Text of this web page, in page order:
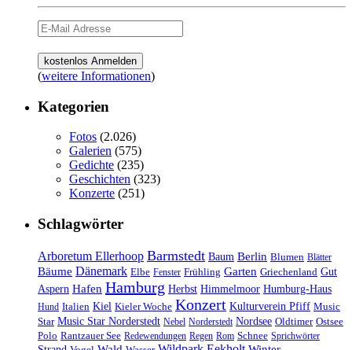
(weitere Informationen)
Kategorien
Fotos (2.026)
Galerien (575)
Gedichte (235)
Geschichten (323)
Konzerte (251)
Schlagwörter
Arboretum Ellerhoop Barmstedt Baum Berlin Blumen Blätter
Bäume Dänemark Elbe Fenster Frühling Garten Griechenland Gut
Aspern Hafen Hamburg Herbst Himmelmoor Humburg-Haus
Hund Italien Kiel Kieler Woche Konzert Kulturverein Pfiff Music
Star Music Star Norderstedt Nebel Norderstedt Nordsee Oldtimer Ostsee
Polo Rantzauer See Redewendungen Regen Rom Schnee Sprichwörter